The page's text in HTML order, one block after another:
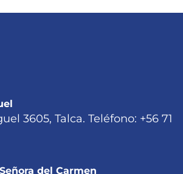
3605, Talca. Teléfono: +56 71
del Carmen